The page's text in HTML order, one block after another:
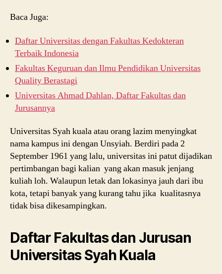
Baca Juga:
Daftar Universitas dengan Fakultas Kedokteran
Terbaik Indonesia
Fakultas Keguruan dan Ilmu Pendidikan Universitas
Quality Berastagi
Universitas Ahmad Dahlan, Daftar Fakultas dan
Jurusannya
Universitas Syah kuala atau orang lazim menyingkat
nama kampus ini dengan Unsyiah. Berdiri pada 2
September 1961 yang lalu, universitas ini patut dijadikan
pertimbangan bagi kalian yang akan masuk jenjang
kuliah loh. Walaupun letak dan lokasinya jauh dari ibu
kota, tetapi banyak yang kurang tahu jika kualitasnya
tidak bisa dikesampingkan.
Daftar Fakultas dan Jurusan
Universitas Syah Kuala